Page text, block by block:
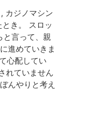
カジノマシン
き。 スロッ
と言って、親
進めていきま
心配してい
れていません
んやりと考え